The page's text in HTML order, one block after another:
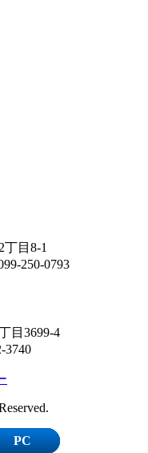
目8-1
250-0793
目3699-4
PC